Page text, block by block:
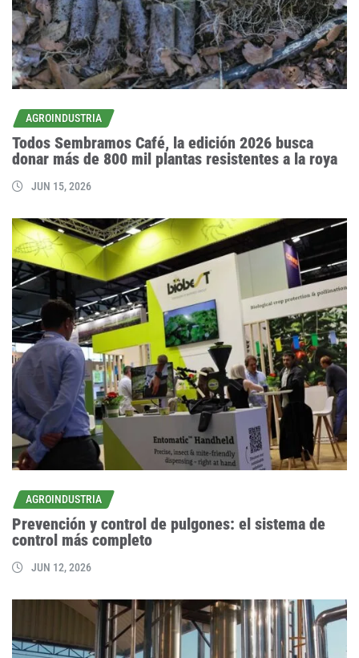
AGROINDUSTRIA
Todos Sembramos Café, la edición 2026 busca
donar más de 800 mil plantas resistentes a la roya
JUN 15, 2026
AGROINDUSTRIA
Prevención y control de pulgones: el sistema de
control más completo
JUN 12, 2026